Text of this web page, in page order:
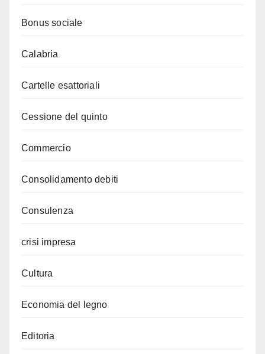
Bonus sociale
Calabria
Cartelle esattoriali
Cessione del quinto
Commercio
Consolidamento debiti
Consulenza
crisi impresa
Cultura
Economia del legno
Editoria